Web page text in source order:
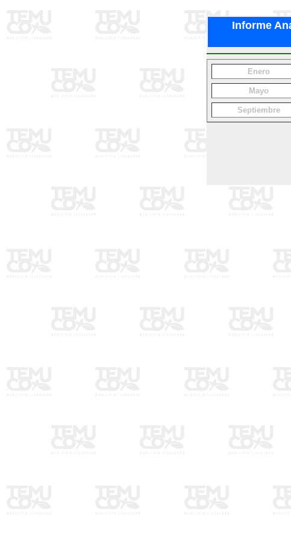
Informe
Enero
Mayo
Septiembre